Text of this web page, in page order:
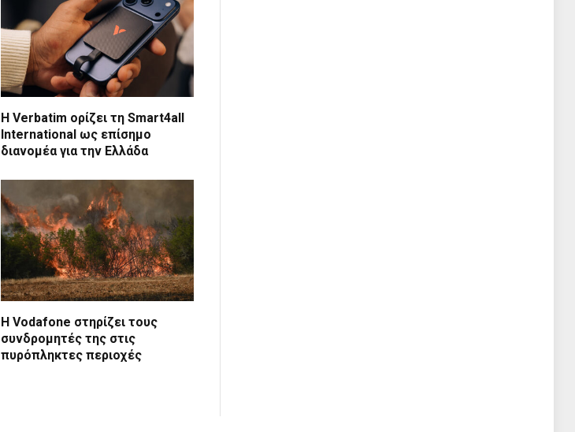
Η Verbatim ορίζει τη Smart4all
International ως επίσημο
διανομέα για την Ελλάδα
Η Vodafone στηρίζει τους
συνδρομητές της στις
πυρόπληκτες περιοχές